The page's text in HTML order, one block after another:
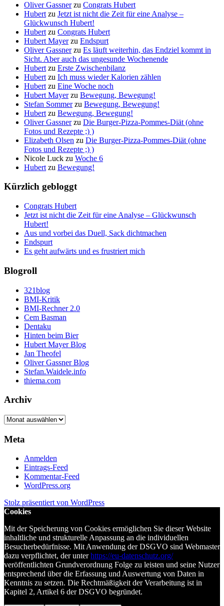
Oliver Gassnerzu Congrats Hubert
Hubert zu Jetzt ist nicht die Zeit für eine Analyse –
Glückwunsch Hubert!
Hubert zu Congrats Hubert
Hubert Mayerzu Endspurt
Oliver Gassnerzu Es läuft weiterhin, das Endziel kommt in
Sicht. Aber auch das ungesunde Wochenende
Hubert zu Erste Zwischenbilanz
Hubert zu Ich muss wieder Kalorien zählen
Hubert zu Eine Woche noch
Hubert Mayerzu Bewegung, Bewegung!
Stefan Sommerzu Bewegung, Bewegung!
Hubert zu Bewegung, Bewegung!
Oliver Gassnerzu Die Burger-Pizza-Pommes-Diät (ohne
Fotos und Rezepte ;) )
Elizabeth Olsen zu Die Burger-Pizza-Pommes-Diät (ohne
Fotos und Rezepte ;) )
Nicole Luck zu Woche 6
Hubert zu Bewegung!
Kürzlich gebloggt
Congrats Hubert
Jetzt ist nicht die Zeit für eine Analyse – Glückwunsch
Hubert!
Aus und vorbei das Duell, Sack dichtmachen
Endspurt
Es geht aufwärts und es frustriert mich
Blogroll
321blog
BMI-Kritik
BMI-Rechner 2.0
Cem Basman
Dentaku
Hinten beim Bier
Hubert Mayer Blog
Jan Theofel
Oliver Gassner Blog
Stefan.Waidele.info
thiema.com
Archiv
Archiv
Meta
Anmelden
Eintrags-Feed
Kommentar-Feed
WordPress.org
Stolz präsentiert von WordPress
Cookies
Mit der Speicherung von Cookies ermöglichen Sie dieser Website
inhaltliche und strukturelle Anpassung an die individuellen
Besucherbedürfnisse. Mit Anwendung der DSGVO sind Webmaster
dazu verpflichtet, der unterhttps://eu-datenschutz.org/
veröffentlichten Grundverordnung Folge zu leisten und seine Nutzer
entsprechend über die Erfassung und Auswertung von Daten in
Kenntnis zu setzen. Die Rechtmäßigkeit der Verarbeitung ist in
Kapitel 2, Artikel 6 der DSGVO begründet.